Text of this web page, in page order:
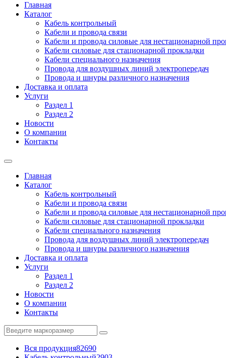
Главная
Каталог
Кабель контрольный
Кабели и провода связи
Кабели и провода силовые для нестационарной
Кабели силовые для стационарной прокладки
Кабели специального назначения
Провода для воздушных линий электропередач
Провода и шнуры различного назначения
Доставка и оплата
Услуги
Раздел 1
Раздел 2
Новости
О компании
Контакты
Главная
Каталог
Кабель контрольный
Кабели и провода связи
Кабели и провода силовые для нестационарной
Кабели силовые для стационарной прокладки
Кабели специального назначения
Провода для воздушных линий электропередач
Провода и шнуры различного назначения
Доставка и оплата
Услуги
Раздел 1
Раздел 2
Новости
О компании
Контакты
Вся продукция82690